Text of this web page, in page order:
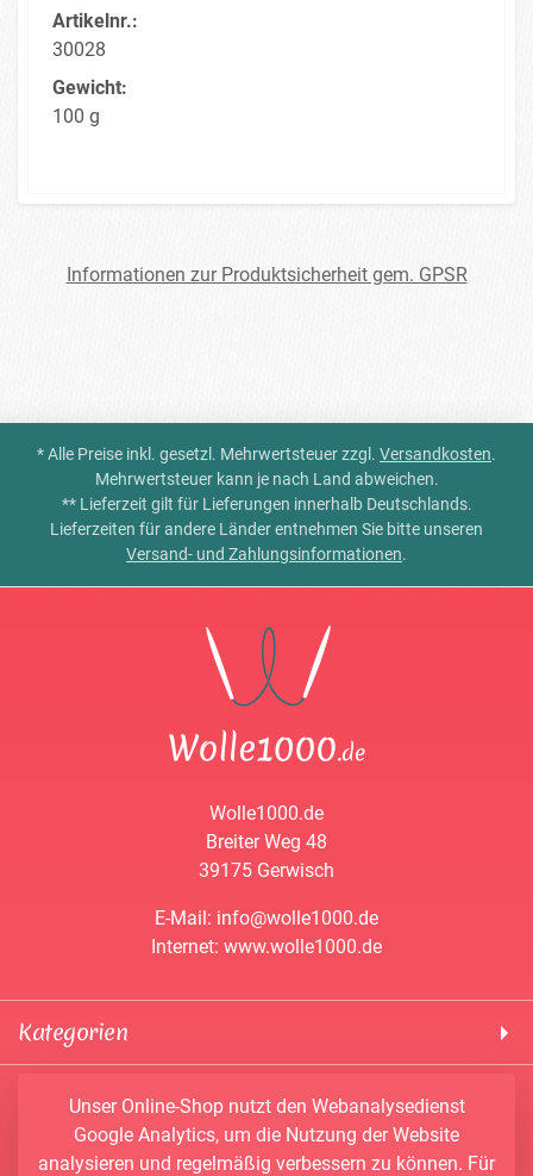
Artikelnr.:
30028
Gewicht:
100 g
Informationen zur Produktsicherheit gem. GPSR
* Alle Preise inkl. gesetzl. Mehrwertsteuer zzgl. Versandkosten.
Mehrwertsteuer kann je nach Land abweichen.
** Lieferzeit gilt für Lieferungen innerhalb Deutschlands.
Lieferzeiten für andere Länder entnehmen Sie bitte unseren
Versand- und Zahlungsinformationen.
Wolle1000.de
Breiter Weg 48
39175 Gerwisch
E-Mail: info@wolle1000.de
Internet: www.wolle1000.de
Kategorien
ALIZE Yarns
Bobbel
Service & Informationen
Konto
Unser Online-Shop nutzt den Webanalysedienst
Google Analytics, um die Nutzung der Website
analysieren und regelmäßig verbessern zu können. Für